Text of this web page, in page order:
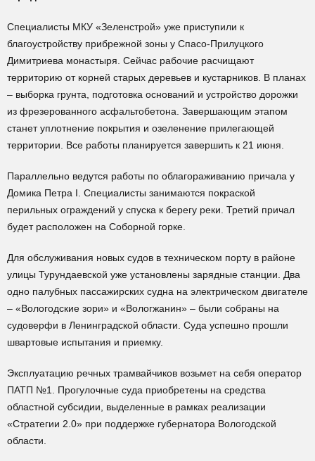
Специалисты МКУ «Зеленстрой» уже приступили к
благоустройству прибрежной зоны у Спасо-Прилуцкого
Димитриева монастыря. Сейчас рабочие расчищают
территорию от корней старых деревьев и кустарников. В планах
– выборка грунта, подготовка оснований и устройство дорожки
из фрезерованного асфальтобетона. Завершающим этапом
станет уплотнение покрытия и озеленение прилегающей
территории. Все работы планируется завершить к 21 июня.
Параллельно ведутся работы по облагораживанию причала у
Домика Петра I. Специалисты занимаются покраской
перильных ограждений у спуска к берегу реки. Третий причал
будет расположен на Соборной горке.
Для обслуживания новых судов в техническом порту в районе
улицы Турундаевской уже установлены зарядные станции. Два
одно палубных пассажирских судна на электрическом двигателе
– «Вологодские зори» и «Вологжанин» – были собраны на
судоверфи в Ленинградской области. Суда успешно прошли
швартовые испытания и приемку.
Эксплуатацию речных трамвайчиков возьмет на себя оператор
ПАТП №1. Прогулочные суда приобретены на средства
областной субсидии, выделенные в рамках реализации
«Стратегии 2.0» при поддержке губернатора Вологодской
области.